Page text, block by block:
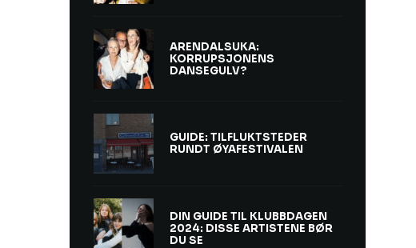
ARENDALSUKA:
KORRUPSJONENS
DANSEGULV?
GUIDE: TILFLUKTSTEDER
RUNDT ØYAFESTIVALEN
DIN GUIDE TIL KLUBBDAGEN
2024: DISSE ARTISTENE BØR
DU SE